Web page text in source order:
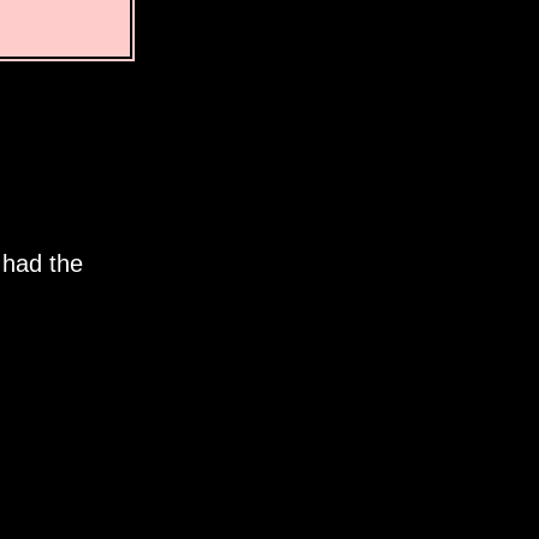
the